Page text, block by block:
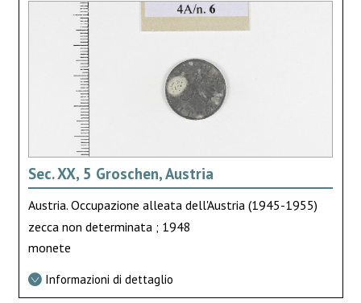
Sec. XX, 5 Groschen, Austria
Austria. Occupazione alleata dell'Austria (1945-1955)
zecca non determinata ; 1948
monete
Informazioni di dettaglio